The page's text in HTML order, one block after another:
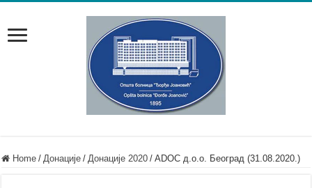
Home / Донације / Донације 2020 / ADOC д.о.о. Београд (31.08.2020.)